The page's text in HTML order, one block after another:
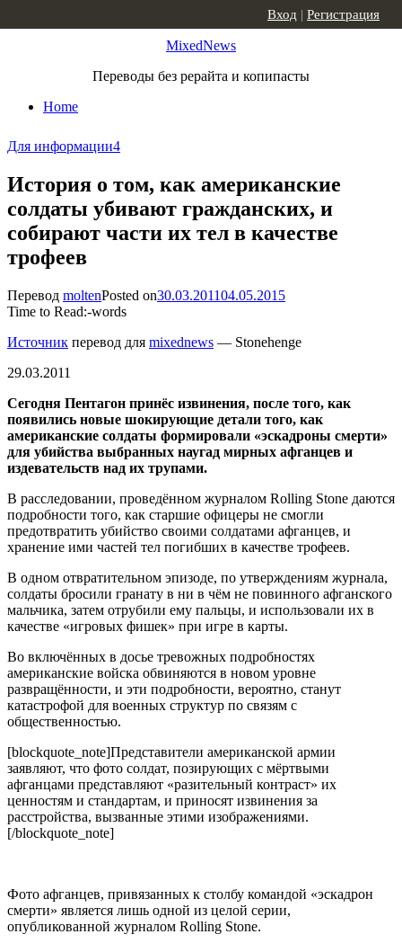
MixedNews
Переводы без рерайта и копипасты
Home
Вход | Регистрация
Для информации4
История о том, как американские
солдаты убивают гражданских, и
собирают части их тел в качестве
трофеев
Перевод moltenPosted on30.03.201104.05.2015
Time to Read:-words
Источник перевод для mixednews — Stonehenge
29.03.2011
Сегодня Пентагон принёс извинения, после того, как
появились новые шокирующие детали того, как
американские солдаты формировали «эскадроны смерти»
для убийства выбранных наугад мирных афганцев и
издевательств над их трупами.
В расследовании, проведённом журналом Rolling Stone даются
подробности того, как старшие офицеры не смогли
предотвратить убийство своими солдатами афганцев, и
хранение ими частей тел погибших в качестве трофеев.
В одном отвратительном эпизоде, по утверждениям журнала,
солдаты бросили гранату в ни в чём не повинного афганского
мальчика, затем отрубили ему пальцы, и использовали их в
качестве «игровых фишек» при игре в карты.
Во включённых в досье тревожных подробностях
американские войска обвиняются в новом уровне
развращённости, и эти подробности, вероятно, станут
катастрофой для военных структур по связям с
общественностью.
[blockquote_note]Представители американской армии
заявляют, что фото солдат, позирующих с мёртвыми
афганцами представляют «разительный контраст» их
ценностям и стандартам, и приносят извинения за
расстройства, вызванные этими изображениями.
[/blockquote_note]
Фото афганцев, привязанных к столбу командой «эскадрон
смерти» является лишь одной из целой серии,
опубликованной журналом Rolling Stone.